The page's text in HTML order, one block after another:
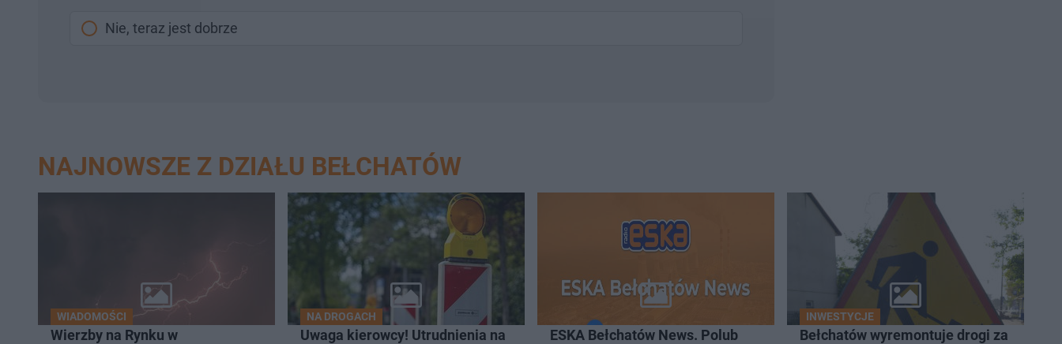
Nie, teraz jest dobrze
NAJNOWSZE Z DZIAŁU BEŁCHATÓW
WIADOMOŚCI
Wierzby na Rynku w
NA DROGACH
Uwaga kierowcy! Utrudnienia na
ESKA Bełchatów News. Polub
INWESTYCJE
Bełchatów wyremontuje drogi za